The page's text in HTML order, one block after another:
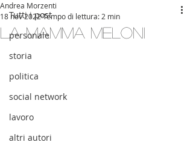
Tutti i post
personale
storia
politica
social network
lavoro
altri autori
La mamma Meloni
Andrea Morzenti
18 nov 2022Tempo di lettura: 2 min